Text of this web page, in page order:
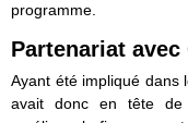
programme.
Partenariat
Ayant été impliqué dans
avait donc en tête de